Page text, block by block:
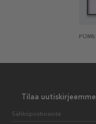
Tilaa uutiskirjeemme
Sähköpostiosoite